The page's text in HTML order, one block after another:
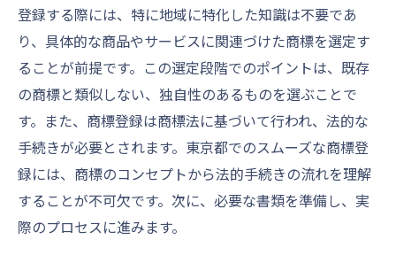
商標審査をスムーズに通過するためのポイント
審査基準を理解する
拒絶理由通知への対策
審査期間を短縮する方法
修正申請の適切な手順
東京都での審査官とのコミュニケーション
商標権の取得成功例から学ぶ
東京都で商標登録を成功させるためのチェック
登録する際には、特に地域に特化した知識は不要であ
り、具体的な商品やサービスに関連づけた商標を選定す
ることが前提です。この選定段階でのポイントは、既存
の商標と類似しない、独自性のあるものを選ぶことで
す。また、商標登録は商標法に基づいて行われ、法的な
手続きが必要とされます。東京都でのスムーズな商標登
録には、商標のコンセプトから法的手続きの流れを理解
することが不可欠です。次に、必要な書類を準備し、実
際のプロセスに進みます。